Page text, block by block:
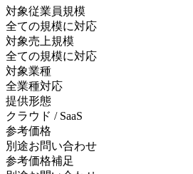
対象従業員規模
全ての規模に対応
対象売上規模
全ての規模に対応
対象業種
全業種対応
提供形態
クラウド / SaaS
参考価格
別途お問い合わせ
参考価格補足